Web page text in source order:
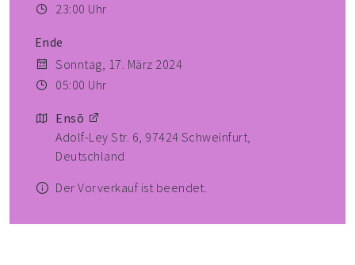
23:00 Uhr
Ende
Sonntag, 17. März 2024
05:00 Uhr
Ensō
Adolf-Ley Str. 6, 97424 Schweinfurt,
Deutschland
Der Vorverkauf ist beendet.